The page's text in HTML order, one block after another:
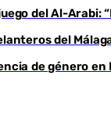
del Al-
del
de género